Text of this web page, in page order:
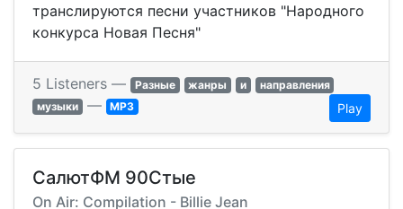
транслируются песни участников "Народного
конкурса Новая Песня"
5 Listeners — Разные жанры и
направления
музыки — MP3 Play
СалютФМ 90Стые
On Air: Compilation - Billie Jean